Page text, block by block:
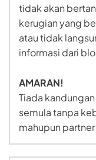
tidak akan
kerugian yang
atau tidak
informasi dari
AMARAN!
Tiada
semula tanpa
mahupun